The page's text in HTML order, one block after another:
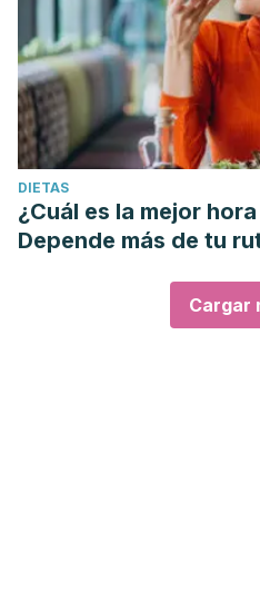
DIETAS
¿Cuál es la mejor
Depende más de tu
Cargar